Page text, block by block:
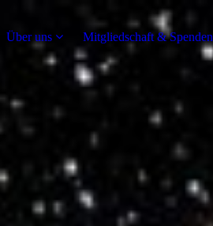
Über uns Mitgliedschaft & Spenden